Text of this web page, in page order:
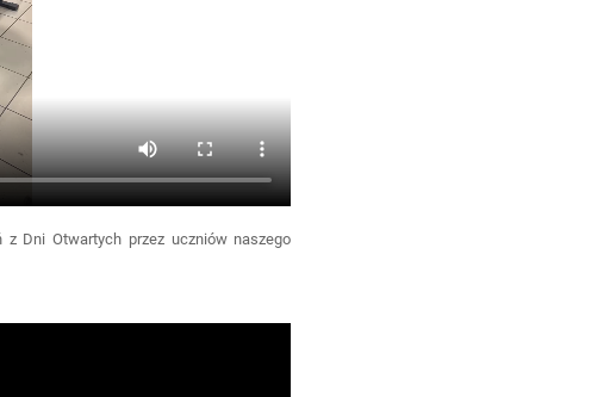
z Dni Otwartych przez uczniów naszego